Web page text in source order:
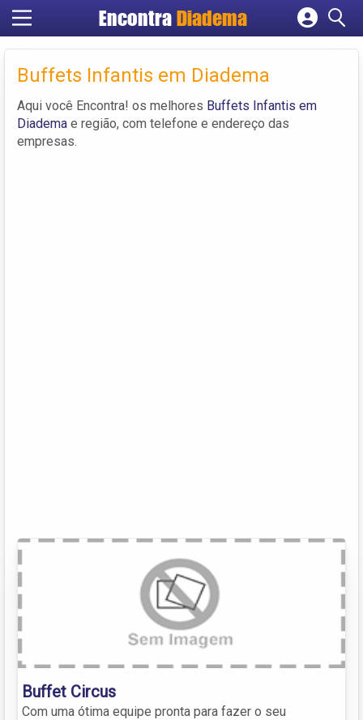
EncontraDiadema
Cadastrar empresa
Criar conta
Buffets Infantis em Diadema
Aqui você Encontra! os melhores Buffets Infantis em
Diadema e região, com telefone e endereço das
empresas.
Buffet Circus
Com uma ótima equipe pronta para fazer o seu